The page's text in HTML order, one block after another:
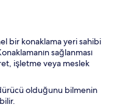
bir konaklama yeri sahibi
sağlanması
işletme veya meslek
olduğunu bilmenin